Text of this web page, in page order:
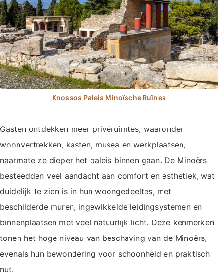
Gasten ontdekken meer privéruimtes, waaronder
woonvertrekken, kasten, musea en werkplaatsen,
naarmate ze dieper het paleis binnen gaan. De Minoërs
besteedden veel aandacht aan comfort en esthetiek, wat
duidelijk te zien is in hun woongedeeltes, met
beschilderde muren, ingewikkelde leidingsystemen en
binnenplaatsen met veel natuurlijk licht. Deze kenmerken
tonen het hoge niveau van beschaving van de Minoërs,
evenals hun bewondering voor schoonheid en praktisch
nut.